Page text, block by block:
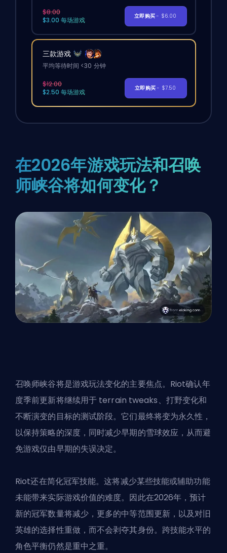
$8.00
$3.00 每场游戏
立即购买- $6.00
三款游戏
平均等待时间 <30 分钟
$12.00
$2.50 每场游戏
立即购买- $7.50
在2026年游戏玩法和召唤
师峡谷将如何变化？
召唤师峡谷将是游戏玩法变化的主要焦点。Riot确认年
度季前更新将继续用于 terrain tweaks、打野变化和
不断演变的目标的测试阶段。它们最终将变为永久性，
以保持策略的深度，同时减少早期的雪球效应，从而避
免游戏仅由早期的失误决定。
Riot还在简化冠军技能。这将减少某些技能或辅助功能
未能带来实际游戏价值的难度。因此在2026年，预计
新的冠军数量将减少，更多的中等范围更新，以及对旧
英雄的选择性重做，而不会剥夺其身份。跨技能水平的
角色平衡仍然是重中之重。